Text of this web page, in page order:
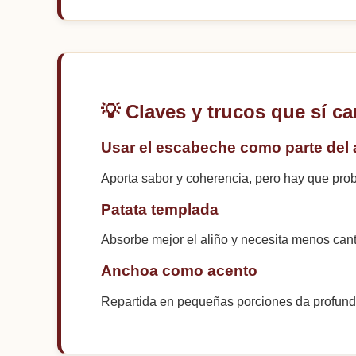
💡 Claves y trucos que sí
Usar el escabeche como parte del
Aporta sabor y coherencia, pero hay que
Patata templada
Absorbe mejor el aliño y necesita menos
Anchoa como acento
Repartida en pequeñas porciones da